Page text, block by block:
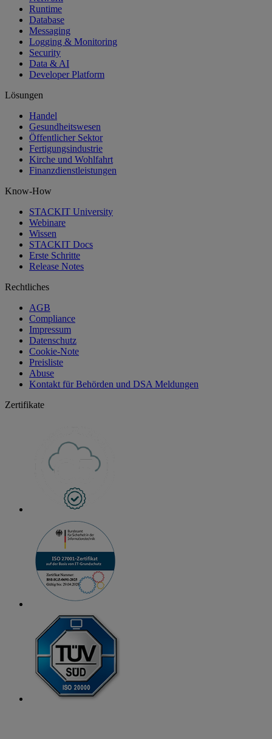
Runtime
Database
Messaging
Logging & Monitoring
Security
Data & AI
Developer Platform
Lösungen
Handel
Gesundheitswesen
Öffentlicher Sektor
Fertigungsindustrie
Kirche und Wohlfahrt
Finanzdienstleistungen
Know-How
STACKIT University
Webinare
Wissen
STACKIT Docs
Erste Schritte
Release Notes
Rechtliches
AGB
Compliance
Impressum
Datenschutz
Cookie-Note
Preisliste
Abuse
Kontakt für Behörden und DSA Meldungen
Zertifikate